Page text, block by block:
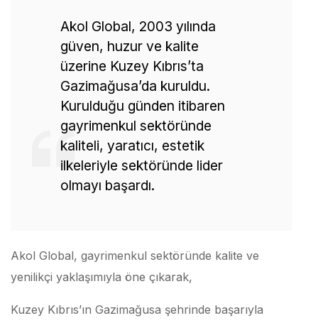
Akol Global, 2003 yılında
güven, huzur ve kalite
üzerine Kuzey Kıbrıs’ta
Gazimağusa’da kuruldu.
Kurulduğu günden itibaren
gayrimenkul sektöründe
kaliteli, yaratıcı, estetik
ilkeleriyle sektöründe lider
olmayı başardı.
Akol Global, gayrimenkul sektöründe kalite ve
yenilikçi yaklaşımıyla öne çıkarak,
Kuzey Kıbrıs’ın Gazimağusa şehrinde başarıyla